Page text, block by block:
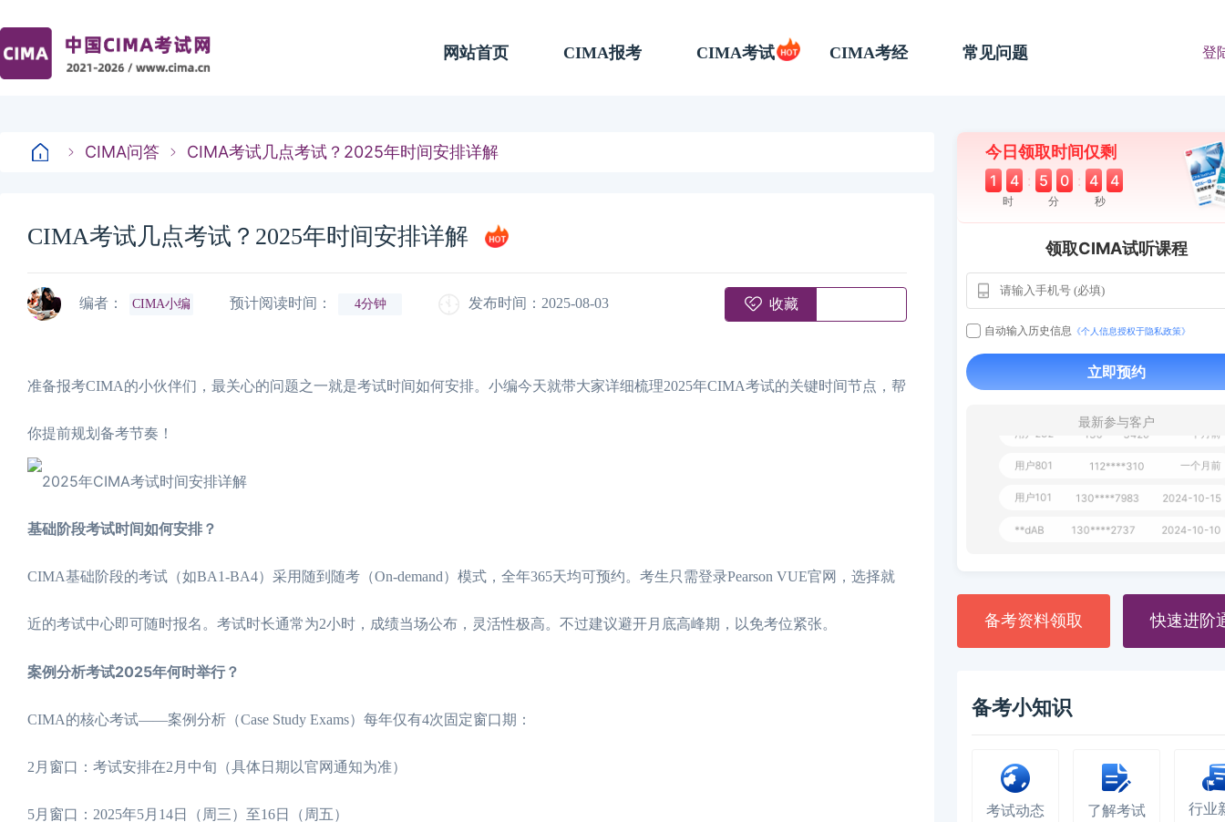
网站首页 CIMA报考 CIMA考试 CIMA考经 常见问题 登
CIMA问答 CIMA考试几点考试？2025年时间安排详解
CIMA考试几点考试？2025年时间安排详解
编者： CIMA小编 预计阅读时间： 4分钟 发布时间：2025-08-03 收藏
准备报考CIMA的小伙伴们，最关心的问题之一就是考试时间如何安排。小编今天就带大家详细梳理2025年CIMA考试的关键时间节点，帮
你提前规划备考节奏！
基础阶段考试时间如何安排？
CIMA基础阶段的考试（如BA1-BA4）采用随到随考（On-demand）模式，全年365天均可预约。考生只需登录Pearson VUE官网，选择就
近的考试中心即可随时报名。考试时长通常为2小时，成绩当场公布，灵活性极高。不过建议避开月底高峰期，以免考位紧张。
案例分析考试2025年何时举行？
CIMA的核心考试——案例分析（Case Study Exams）每年仅有4次固定窗口期：
2月窗口：考试安排在2月中旬（具体日期以官网通知为准）
5月窗口：2025年5月14日（周三）至16日（周五）
今日领取时间仅剩
1 4 : 5 0 : 4 4
时 分 秒
领取CIMA试听课程
自动输入历史信息 《个人信息授权于隐私政策》
立即预约
最新参与客户
用户163 112****290
**AoZ 130****8017
127****21
130****3420
用户801
用户101
备考资料领取 快速进阶
备考小知识
考试动态 了解考试 行业